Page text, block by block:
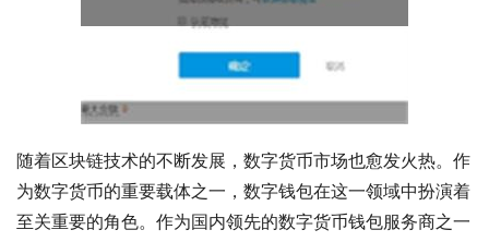
随着区块链技术的不断发展，数字货币市场也愈发火热。作
为数字货币的重要载体之一，数字钱包在这一领域中扮演着
至关重要的角色。作为国内领先的数字货币钱包服务商之一